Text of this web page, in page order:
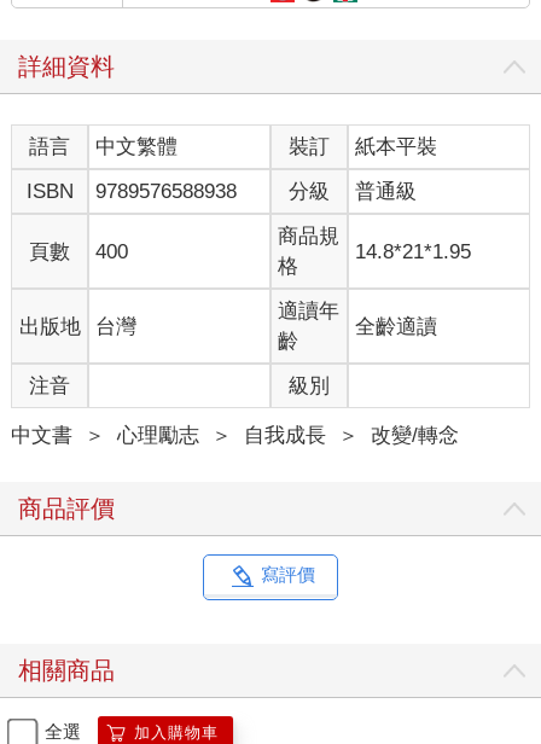
詳細資料
語言 中文繁體 裝訂
紙本平裝
ISBN
9789576588938 分級 普通級
頁數 400
商品規
格
14.8*21*1.95
出版地 台灣
適讀年
齡
全齡適讀
注音 級別
中文書 ＞ 心理勵志 ＞ 自我成長 ＞ 改變/轉念
商品評價
寫評價
相關商品
全選 加入購物車